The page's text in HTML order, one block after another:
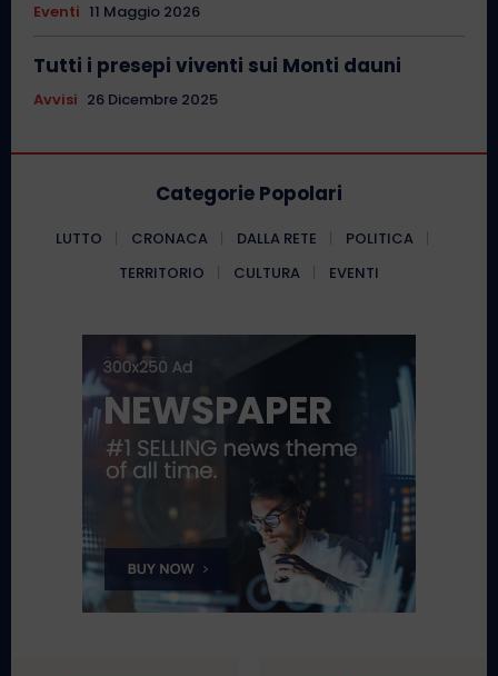
Eventi 11 Maggio 2026
Tutti i presepi viventi sui Monti dauni
Avvisi 26 Dicembre 2025
Categorie Popolari
LUTTO CRONACA DALLA RETE
POLITICA
TERRITORIO
CULTURA EVENTI